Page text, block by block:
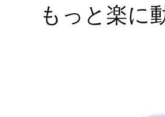
もっと楽に